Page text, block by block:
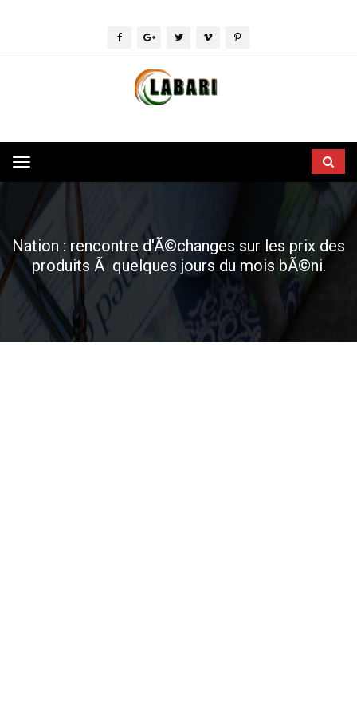
Toggle
navigation
Nation : rencontre d'Ã©changes sur les prix des
produits Ã quelques jours du mois bÃ©ni.